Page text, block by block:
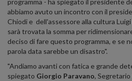
programma - ha spiegato il presidente
abbiamo avuto un incontro con il
Chiodi e dell'assessore alla cultura
sarà trovata la somma per
deciso di fare questo programma, e se
parola data sarebbe un disastro".
"Andiamo avanti con fatica e grande
spiegato Giorgio Paravano,